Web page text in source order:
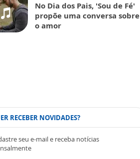
No Dia dos Pais, 'Sou de Fé'
propõe uma conversa sobre
o amor
RECEBER NOVIDADES?
seu e-mail e receba notícias